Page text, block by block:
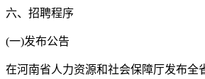
六、招聘程序
(一)发布公告
在河南省人力资源和社会保障厅发布全